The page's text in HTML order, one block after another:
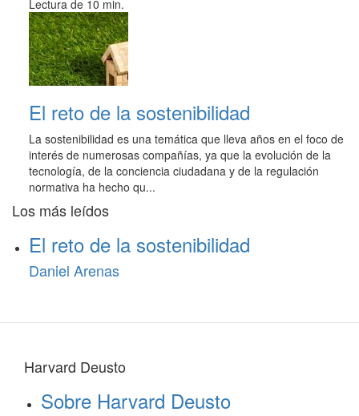
Lectura de 10 min.
El reto de la sostenibilidad
La sostenibilidad es una temática que lleva años en el foco de
interés de numerosas compañías, ya que la evolución de la
tecnología, de la conciencia ciudadana y de la regulación
normativa ha hecho qu...
Los más leídos
El reto de la sostenibilidad
Daniel Arenas
Harvard Deusto
Sobre Harvard Deusto